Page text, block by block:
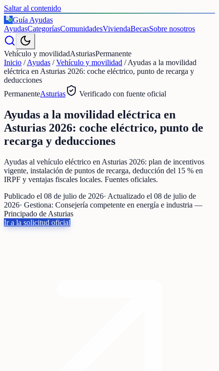
Saltar al contenido
€
Guía Ayudas
AyudasCategoríasComunidadesViviendaBecasSobre nosotros
Vehículo y movilidadAsturiasPermanente
Inicio /Ayudas /Vehículo y movilidad /Ayudas a la movilidad
eléctrica en Asturias 2026: coche eléctrico, punto de recarga y
deducciones
PermanenteAsturias Verificado con fuente oficial
Ayudas a la movilidad eléctrica en
Asturias 2026: coche eléctrico, punto de
recarga y deducciones
Ayudas al vehículo eléctrico en Asturias 2026: plan de incentivos
vigente, instalación de puntos de recarga, deducción del 15 % en
IRPF y ventajas fiscales locales. Fuentes oficiales.
Publicado el 08 de julio de 2026· Actualizado el 08 de julio de
2026· Gestiona: Consejería competente en energía e industria —
Principado de Asturias
Ir a la solicitud oficial